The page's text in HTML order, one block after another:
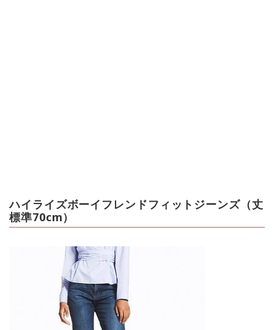
ハイライズボーイフレンドフィットジーンズ（丈
標準70cm）